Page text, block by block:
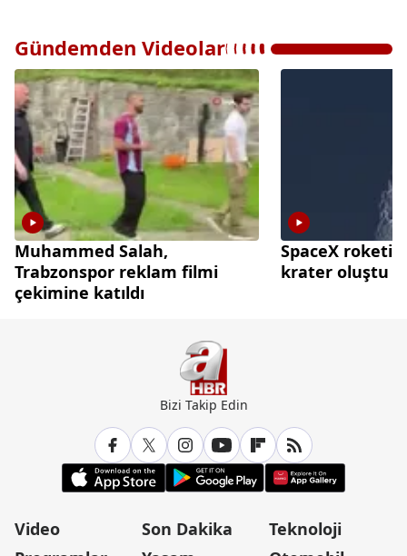
Gündemden Videolar
Muhammed Salah,
Trabzonspor reklam filmi
çekimine katıldı
SpaceX roketi
krater oluştu
Bizi Takip Edin
Video
Son Dakika
Teknoloji